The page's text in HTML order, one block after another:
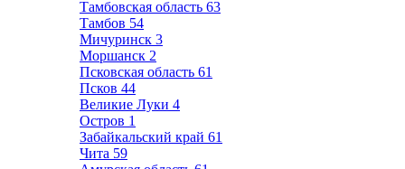
Тамбовская область 63
Тамбов 54
Мичуринск 3
Моршанск 2
Псковская область 61
Псков 44
Великие Луки 4
Остров 1
Забайкальский край 61
Чита 59